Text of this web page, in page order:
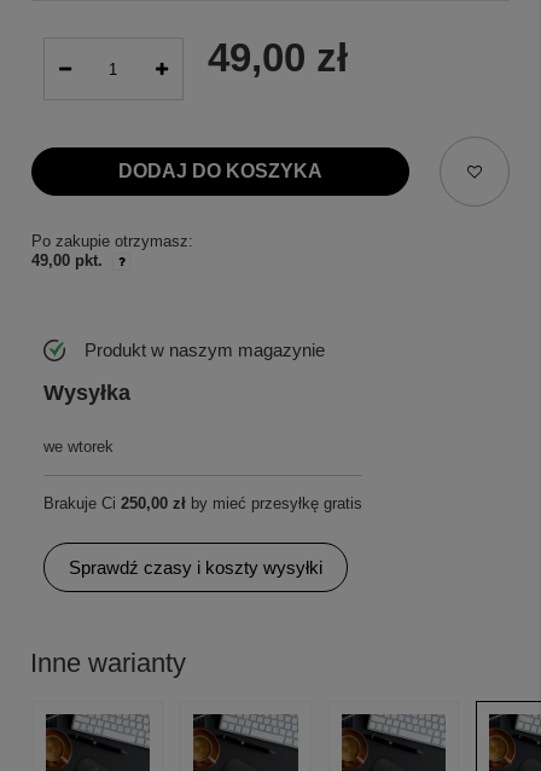
49,00 zł
DODAJ DO KOSZYKA
Po zakupie otrzymasz:
49,00 pkt.
Produkt w naszym magazynie
Wysyłka
we wtorek
Brakuje Ci 250,00 zł by mieć przesyłkę gratis
Sprawdź czasy i koszty wysyłki
Inne warianty